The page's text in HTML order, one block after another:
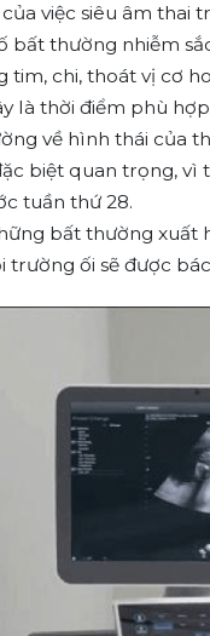
việc siêu âm thai
bất thường nhiễm
tim, chi, thoát vị cơ
là thời điểm phù
về hình thái của
biệt quan trọng,
tuần thứ 28.
bất thường
ối sẽ được